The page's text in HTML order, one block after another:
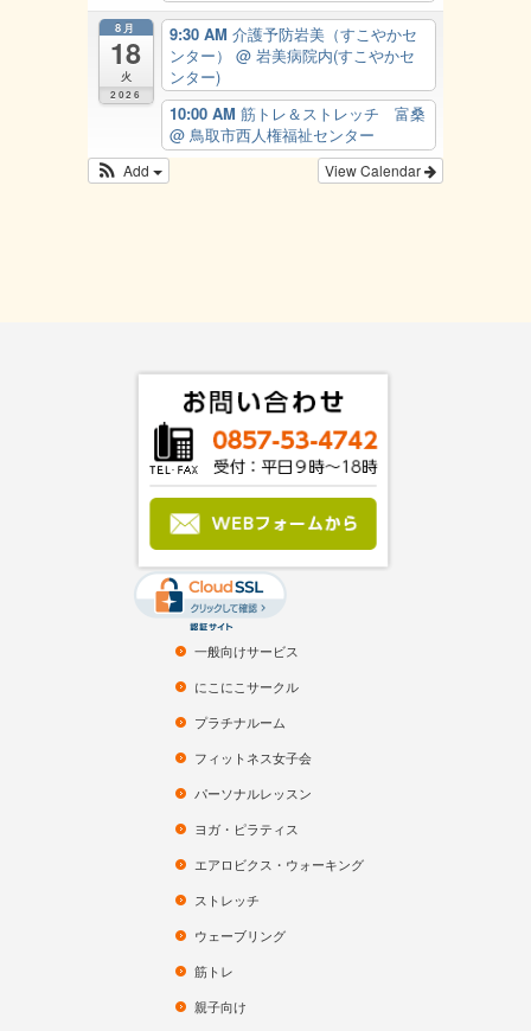
8月
18
火
2026
9:30 AM 介護予防岩美（すこやかセ
ンター） @ 岩美病院内(すこやかセ
ンター)
10:00 AM 筋トレ＆ストレッチ 富桑
@ 鳥取市西人権福祉センター
View Calendar
Add
一般向けサービス
にこにこサークル
プラチナルーム
フィットネス女子会
パーソナルレッスン
ヨガ・ピラティス
エアロビクス・ウォーキング
ストレッチ
ウェーブリング
筋トレ
親子向け